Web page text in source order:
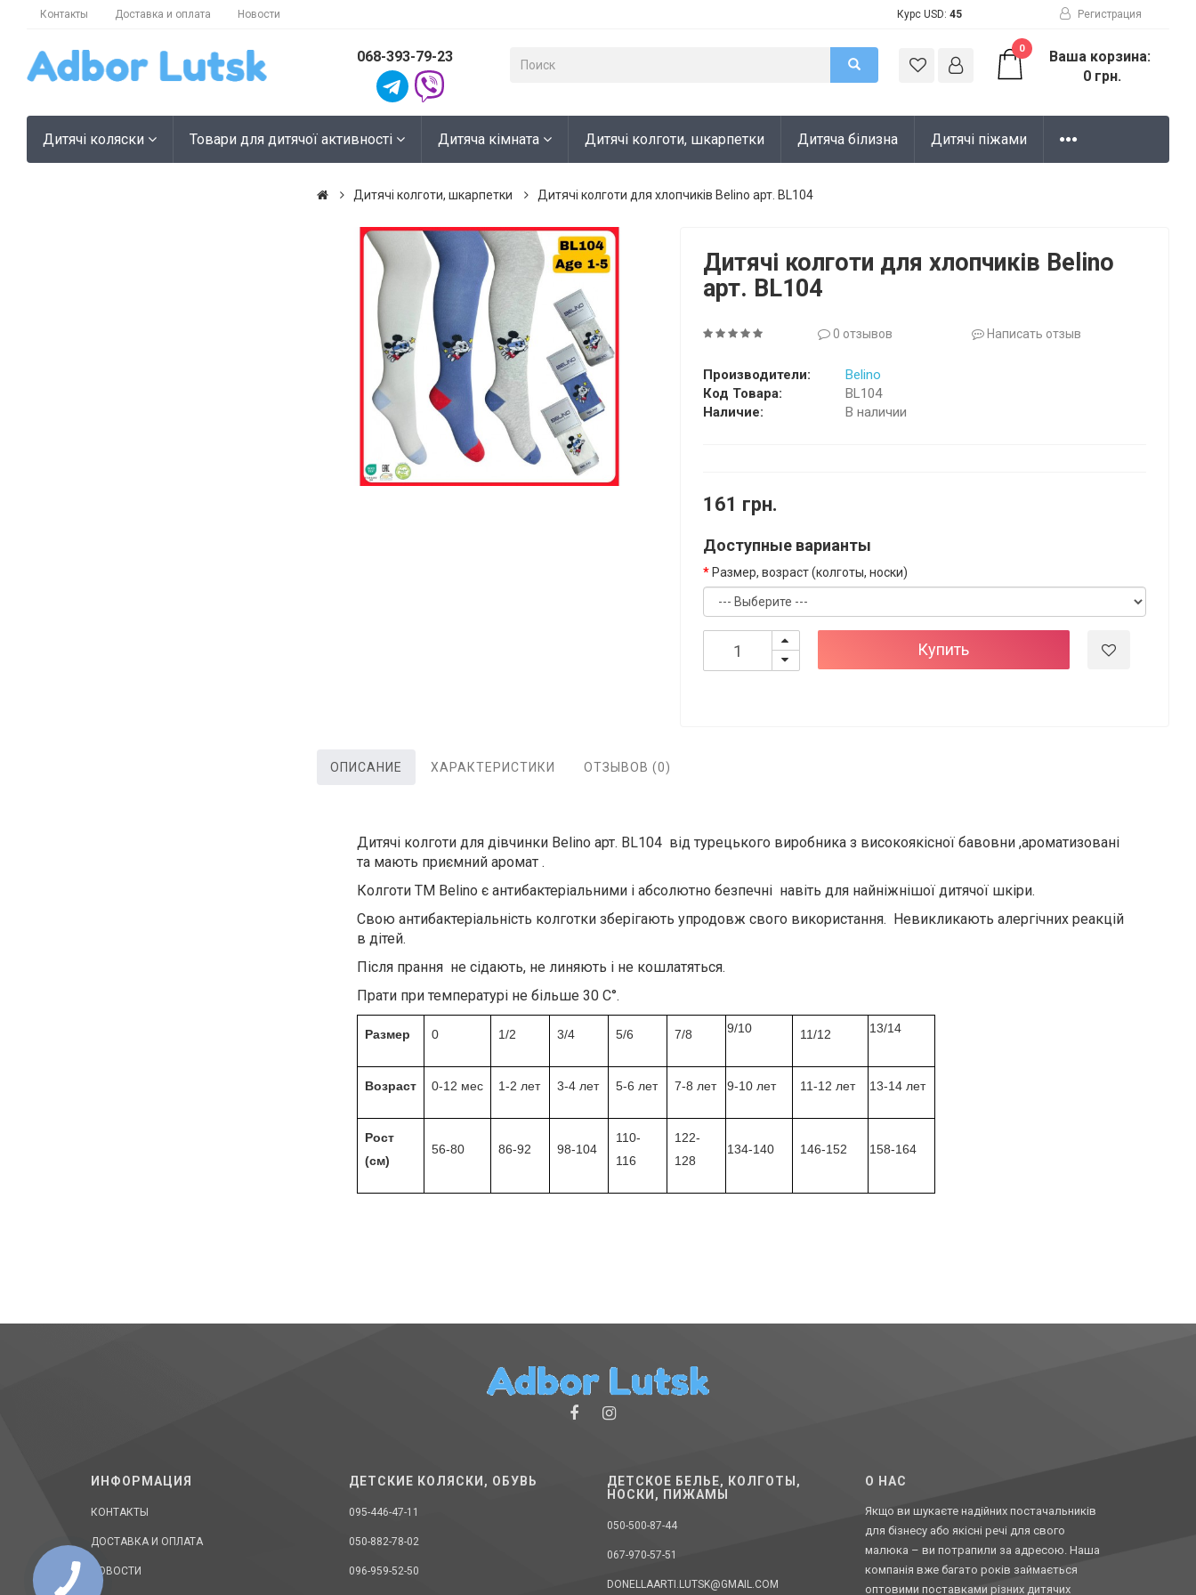
Контакты Доставка и оплата Новости Курс USD: 45 Регистрация
068-393-79-23 0
Ваша корзина:
0 грн.
Дитячі коляски Товари для дитячої активності Дитяча кімната Дитячі колготи, шкарпетки Дитяча білизна Дитячі піжами
Дитячі колготи, шкарпетки Дитячі колготи для хлопчиків Belino арт. BL104
Дитячі колготи для хлопчиків Belino
арт. BL104
0 отзывов Написать отзыв
Производители:
Belino
Код Товара:
BL104
Наличие:
В наличии
161 грн.
Доступные варианты
Размер, возраст (колготы, носки)
Купить
ОПИСАНИЕ ХАРАКТЕРИСТИКИ ОТЗЫВОВ (0)
Дитячі колготи для дівчинки Belino арт. BL104 від турецького виробника з високоякісної бавовни ,ароматизовані
та мають приємний аромат .
Колготи ТМ Belino є антибактеріальними і абсолютно безпечні навіть для найніжнішої дитячої шкіри.
Свою антибактеріальність колготки зберігають упродовж свого використання. Невикликають алергічних реакцій
в дітей.
Після прання не сідають, не линяють і не кошлатяться.
Прати при температурі не більше 30 С°.
Размер 0 1/2 3/4 5/6 7/8 9/10 11/12 13/14
Возраст 0-12 мес 1-2 лет 3-4 лет 5-6 лет 7-8 лет 9-10 лет 11-12 лет 13-14 лет
Рост
(см)
56-80 86-92 98-104
110-
116
122-
128
134-140 146-152 158-164
ИНФОРМАЦИЯ
КОНТАКТЫ
ДОСТАВКА И ОПЛАТА
НОВОСТИ
ДЕТСКИЕ КОЛЯСКИ, ОБУВЬ
095-446-47-11
050-882-78-02
096-959-52-50
ДЕТСКОЕ БЕЛЬЕ, КОЛГОТЫ,
НОСКИ, ПИЖАМЫ
050-500-87-44
067-970-57-51
DONELLAARTI.LUTSK@GMAIL.COM
O НАС
Якщо ви шукаєте надійних постачальників
для бізнесу або якісні речі для свого
малюка – ви потрапили за адресою. Наша
компанія вже багато років займається
оптовими поставками різних дитячих